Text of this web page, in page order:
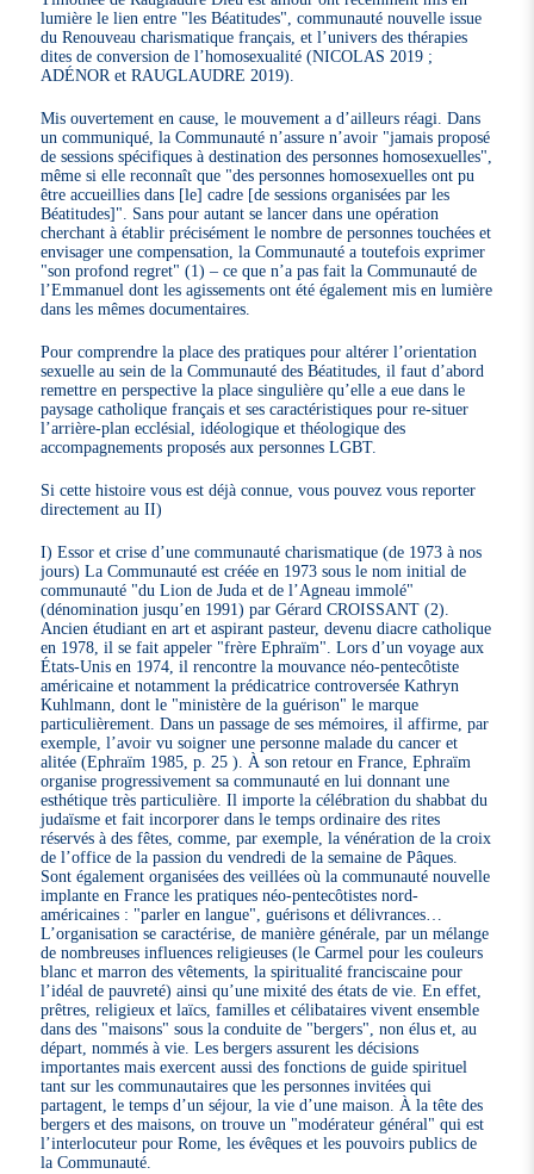
lumière le lien entre "les Béatitudes", communauté nouvelle issue
du Renouveau charismatique français, et l’univers des thérapies
dites de conversion de l’homosexualité (NICOLAS 2019 ;
ADÉNOR et RAUGLAUDRE 2019).
Mis ouvertement en cause, le mouvement a d’ailleurs réagi. Dans
un communiqué, la Communauté n’assure n’avoir "jamais proposé
de sessions spécifiques à destination des personnes homosexuelles",
même si elle reconnaît que "des personnes homosexuelles ont pu
être accueillies dans [le] cadre [de sessions organisées par les
Béatitudes]". Sans pour autant se lancer dans une opération
cherchant à établir précisément le nombre de personnes touchées et
envisager une compensation, la Communauté a toutefois exprimer
"son profond regret" (1) – ce que n’a pas fait la Communauté de
l’Emmanuel dont les agissements ont été également mis en lumière
dans les mêmes documentaires.
Pour comprendre la place des pratiques pour altérer l’orientation
sexuelle au sein de la Communauté des Béatitudes, il faut d’abord
remettre en perspective la place singulière qu’elle a eue dans le
paysage catholique français et ses caractéristiques pour re-situer
l’arrière-plan ecclésial, idéologique et théologique des
accompagnements proposés aux personnes LGBT.
Si cette histoire vous est déjà connue, vous pouvez vous reporter
directement au II)
I) Essor et crise d’une communauté charismatique (de 1973 à nos
jours) La Communauté est créée en 1973 sous le nom initial de
communauté "du Lion de Juda et de l’Agneau immolé"
(dénomination jusqu’en 1991) par Gérard CROISSANT (2).
Ancien étudiant en art et aspirant pasteur, devenu diacre catholique
en 1978, il se fait appeler "frère Ephraïm". Lors d’un voyage aux
États-Unis en 1974, il rencontre la mouvance néo-pentecôtiste
américaine et notamment la prédicatrice controversée Kathryn
Kuhlmann, dont le "ministère de la guérison" le marque
particulièrement. Dans un passage de ses mémoires, il affirme, par
exemple, l’avoir vu soigner une personne malade du cancer et
alitée (Ephraïm 1985, p. 25 ). À son retour en France, Ephraïm
organise progressivement sa communauté en lui donnant une
esthétique très particulière. Il importe la célébration du shabbat du
judaïsme et fait incorporer dans le temps ordinaire des rites
réservés à des fêtes, comme, par exemple, la vénération de la croix
de l’office de la passion du vendredi de la semaine de Pâques.
Sont également organisées des veillées où la communauté nouvelle
implante en France les pratiques néo-pentecôtistes nord-
américaines : "parler en langue", guérisons et délivrances…
L’organisation se caractérise, de manière générale, par un mélange
de nombreuses influences religieuses (le Carmel pour les couleurs
blanc et marron des vêtements, la spiritualité franciscaine pour
l’idéal de pauvreté) ainsi qu’une mixité des états de vie. En effet,
prêtres, religieux et laïcs, familles et célibataires vivent ensemble
dans des "maisons" sous la conduite de "bergers", non élus et, au
départ, nommés à vie. Les bergers assurent les décisions
importantes mais exercent aussi des fonctions de guide spirituel
tant sur les communautaires que les personnes invitées qui
partagent, le temps d’un séjour, la vie d’une maison. À la tête des
bergers et des maisons, on trouve un "modérateur général" qui est
l’interlocuteur pour Rome, les évêques et les pouvoirs publics de
la Communauté.